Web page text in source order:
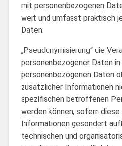
mit personenbezogenen
weit und umfasst praktisch
Daten.
„Pseudonymisierung“ die
personenbezogener Daten in
personenbezogenen Daten
zusätzlicher Informationen
spezifischen betroffenen
werden können, sofern
Informationen gesondert
technischen und